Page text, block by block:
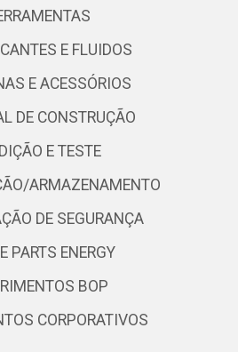
E FLUIDOS
E ACESSÓRIOS
DE CONSTRUÇÃO
E TESTE
ARMAZENAMENTO
DE SEGURANÇA
PARTS ENERGY
BOP
CORPORATIVOS